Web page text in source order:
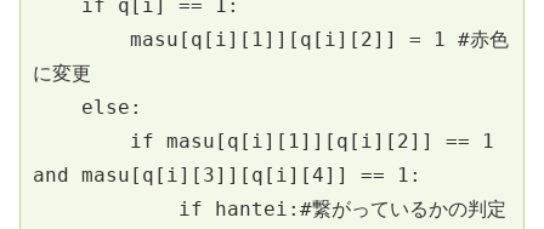
    if q[i] == 1:
に変更
    else:
and masu[q[i][3]][q[i][4]] == 1:
            if hantei:#繋がっているかの判定